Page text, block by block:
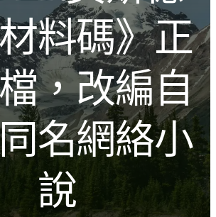
料碼》正
，改編自
名網絡小
說